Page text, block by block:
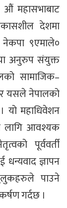
औं महासभाबाट
देशमा
नेकपा ९एमाले०
अनुरुप संयुक्त
सामाजिक–
र यसले नेपालको
यो महाधिवेशन
लागि आवश्यक
पूर्ववर्ती
धन्यवाद ज्ञापन
पाउने
गर्दछ ।